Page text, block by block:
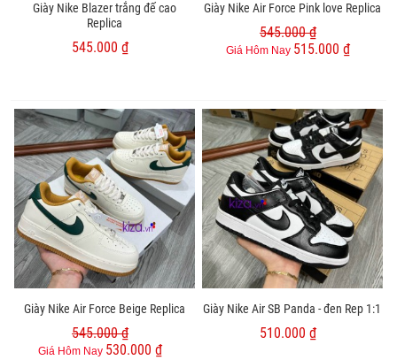
Giày Nike Blazer trắng đế cao
Replica
545.000 ₫
Giày Nike Air Force Pink love Replica
545.000 ₫
Giá Hôm Nay 515.000 ₫
Giày Nike Air Force Beige Replica
545.000 ₫
Giá Hôm Nay 530.000 ₫
Giày Nike Air SB Panda - đen Rep 1:1
510.000 ₫